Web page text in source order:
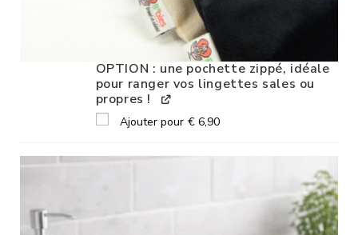
OPTION : une pochette zippé, idéale
pour ranger vos lingettes sales ou
propres !
Ajouter pour € 6,90